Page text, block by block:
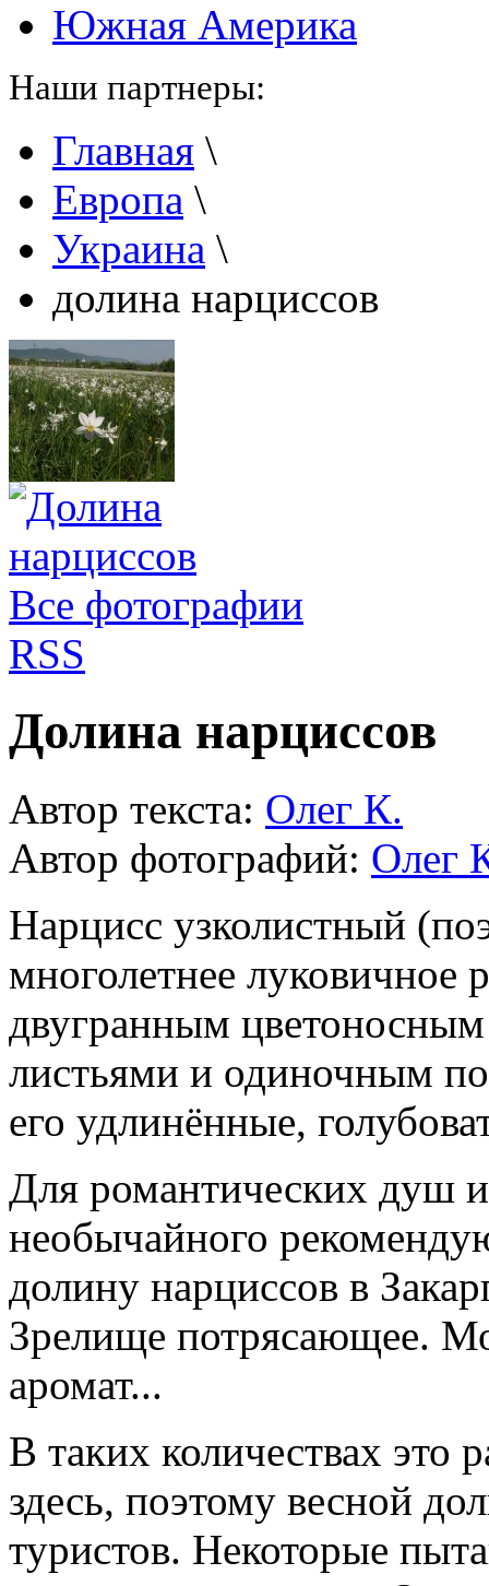
Южная Америка
Наши партнеры:
Главная \
Европа \
Украина \
долина нарциссов
Все фотографии
RSS
Долина нарциссов
Автор текста: Олег К.
Автор фотографий: Олег
Нарцисс узколистный
многолетнее луковичное
двугранным
листьями и одиночным
его удлинённые,
Для романтических душ
необычайного
долину нарциссов в
Зрелище потрясающее.
аромат...
В таких количествах это
здесь, поэтому весной
туристов. Некоторые